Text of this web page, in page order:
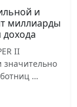
и
миллиарды
II
значительно
…